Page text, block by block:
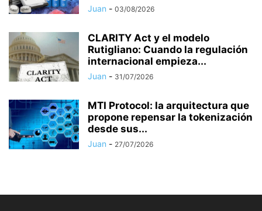
Juan - 03/08/2026
CLARITY Act y el modelo
Rutigliano: Cuando la regulación
internacional empieza...
Juan - 31/07/2026
MTI Protocol: la arquitectura que
propone repensar la tokenización
desde sus...
Juan - 27/07/2026